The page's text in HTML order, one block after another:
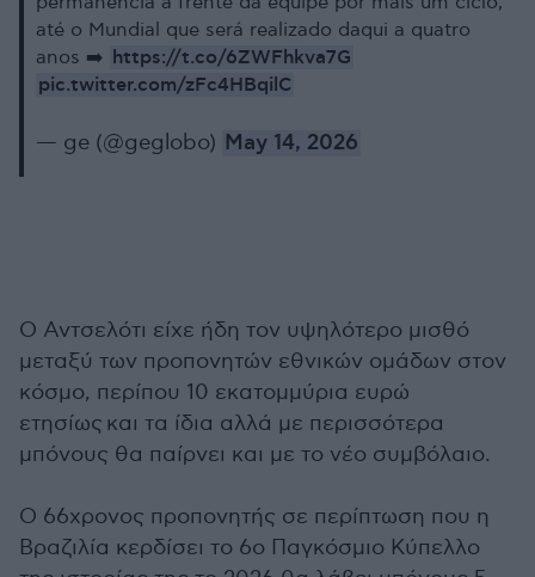
até o Mundial que será realizado daqui a quatro
anos ➡️ https://t.co/6ZWFhkva7G
pic.twitter.com/zFc4HBqilC
— ge (@geglobo) May 14, 2026
Ο Αντσελότι είχε ήδη τον υψηλότερο μισθό
μεταξύ των προπονητών εθνικών ομάδων στον
κόσμο, περίπου 10 εκατομμύρια ευρώ
ετησίως και τα ίδια αλλά με περισσότερα
μπόνους θα παίρνει και με το νέο συμβόλαιο.
Ο 66χρονος προπονητής σε περίπτωση που η
Βραζιλία κερδίσει το 6ο Παγκόσμιο Κύπελλο